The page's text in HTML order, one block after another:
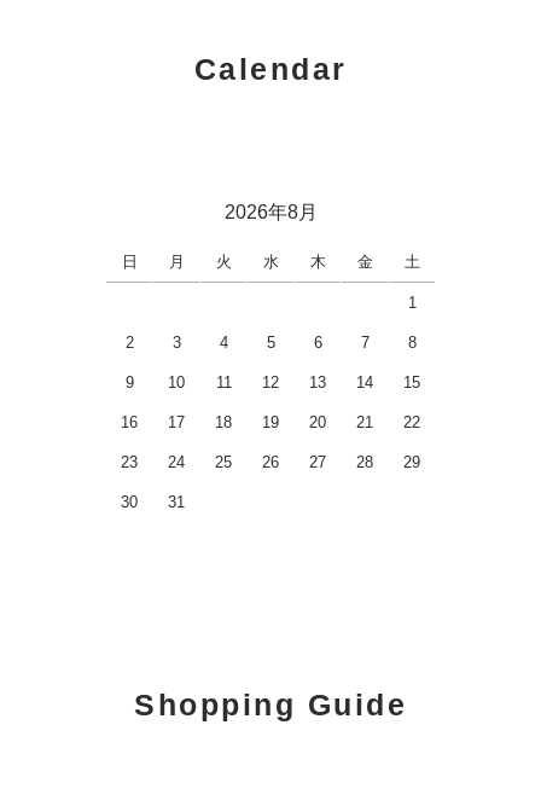
Calendar
2026年8月
日 月 火 水 木 金 土
1
2 3 4 5 6 7 8
9 10 11 12 13 14 15
16 17 18 19 20 21 22
23 24 25 26 27 28 29
30 31
Shopping Guide